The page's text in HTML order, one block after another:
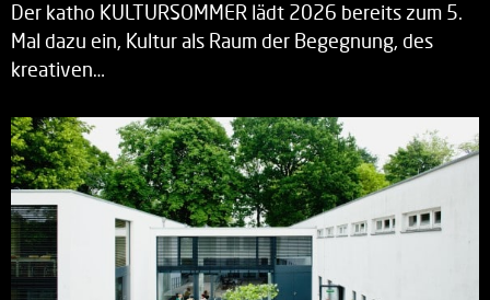
Der katho KULTURSOMMER lädt 2026 bereits zum 5.
Mal dazu ein, Kultur als Raum der Begegnung, des
kreativen…